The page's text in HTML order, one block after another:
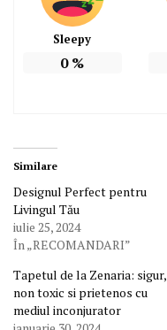
Sleepy
0%
Similare
Designul Perfect pentru
Livingul Tău
iulie 25, 2024
În „RECOMANDARI”
Tapetul de la Zenaria: sigur,
non toxic si prietenos cu
mediul inconjurator